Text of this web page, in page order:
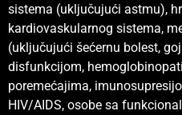
sistema (uključujući astmu),
kardiovaskularnog sistema,
(uključujući šećernu bolest,
disfunkcijom,
poremećajima,
HIV/AIDS, osobe sa